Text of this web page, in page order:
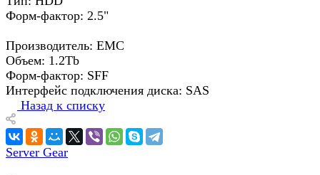
Форм-фактор: 2.5"
Производитель: EMC
Объем: 1.2Tb
Форм-фактор: SFF
Интерфейс подключения диска: SAS
Назад к списку
Server Gear